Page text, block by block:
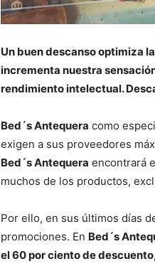
Un buen descanso optimiza
incrementa nuestra
rendimiento intelectual.
Bed´s Antequera como
exigen a sus proveedores
Bed´s Antequera encontrará
muchos de los productos,
Por ello, en sus últimos días
promociones. En Bed´s
el 60 por ciento de